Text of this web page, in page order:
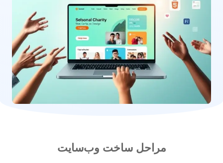
مراحل ساخت وب‌سایت